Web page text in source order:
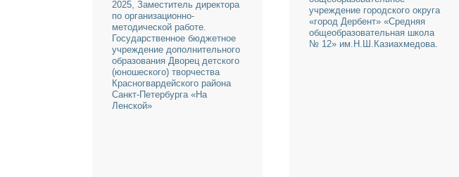
Агния
Максимова
Победитель конкурса в
экспертное сообщество -
2025, Заместитель директора
по организационно-
методической работе.
Государственное бюджетное
Аида Касумова
Финалист проекта - 2023,
учитель английского языка.